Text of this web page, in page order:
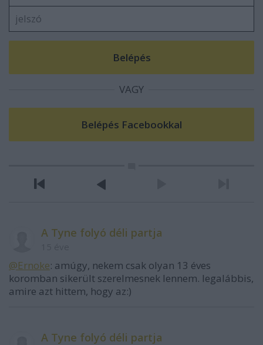
VAGY
A Tyne folyó déli partja
@Ernoke: amúgy, nekem csak olyan 13 éves
koromban sikerült szerelmesnek lennem. legalábbis,
amire azt hittem, hogy az:)
A Tyne folyó déli partja